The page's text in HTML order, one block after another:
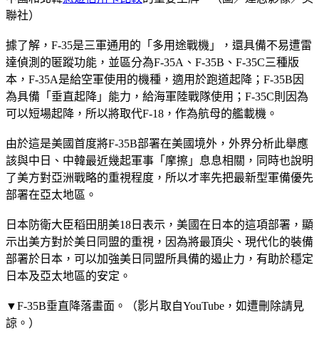
聯社）
據了解，F-35是三軍通用的「多用途戰機」，還具備不易遭雷
達偵測的匿蹤功能，並區分為F-35A、F-35B、F-35C三種版
本，F-35A是給空軍使用的機種，適用於跑道起降；F-35B因
為具備「垂直起降」能力，給海軍陸戰隊使用；F-35C則因為
可以短場起降，所以將取代F-18，作為航母的艦載機。
由於這是美國首度將F-35B部署在美國境外，外界分析此舉應
該與中日、中韓最近幾起軍事「摩擦」息息相關，同時也說明
了美方對亞洲戰略的重視程度，所以才率先把最新型軍備優先
部署在亞太地區。
日本防衛大臣稻田朋美18日表示，美國在日本的這項部署，顯
示出美方對於美日同盟的重視，因為將最頂尖、現代化的裝備
部署於日本，可以加強美日同盟所具備的遏止力，有助於穩定
日本及亞太地區的安定。
▼F-35B垂直降落畫面。（影片取自YouTube，如遭刪除請見
諒。）